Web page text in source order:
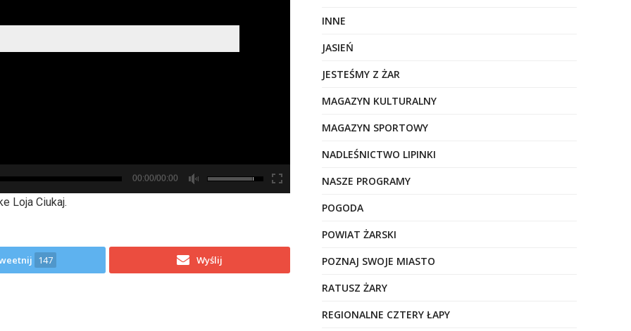
00:00/00:00
Loja Ciukaj.
147 Wyślij
INNE
JASIEŃ
JESTEŚMY Z ŻAR
MAGAZYN KULTURALNY
MAGAZYN SPORTOWY
NADLEŚNICTWO LIPINKI
NASZE PROGRAMY
POGODA
POWIAT ŻARSKI
POZNAJ SWOJE MIASTO
RATUSZ ŻARY
REGIONALNE CZTERY ŁAPY